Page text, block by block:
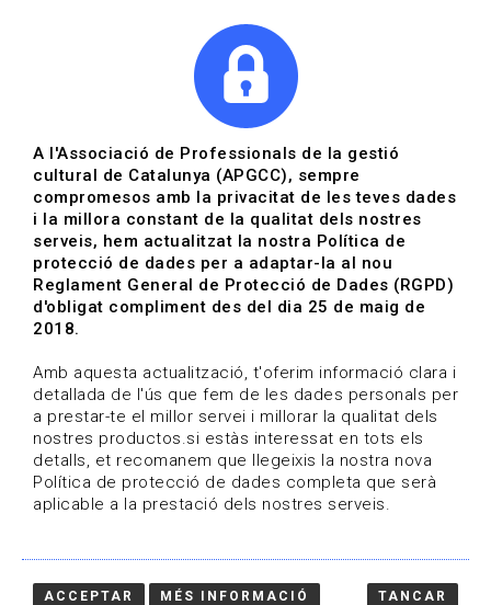
Actualitza't
Vols estar al dia?
HOME / BLOG
Estigues al dia
Convocatòries, activitats i notícies del sector de la
cultura.
A l'Associació de Professionals de la gestió
cultural de Catalunya (APGCC), sempre
compromesos amb la privacitat de les teves dades
i la millora constant de la qualitat dels nostres
serveis, hem actualitzat la nostra Política de
protecció de dades per a adaptar-la al nou
Reglament General de Protecció de Dades (RGPD)
d'obligat compliment des del dia 25 de maig de
2018.
Amb aquesta actualització, t'oferim informació clara i
detallada de l'ús que fem de les dades personals per
a prestar-te el millor servei i millorar la qualitat dels
nostres productos.si estàs interessat en tots els
detalls, et recomanem que llegeixis la nostra nova
Política de protecció de dades completa que serà
aplicable a la prestació dels nostres serveis.
ACCEPTAR MÉS INFORMACIÓ TANCAR